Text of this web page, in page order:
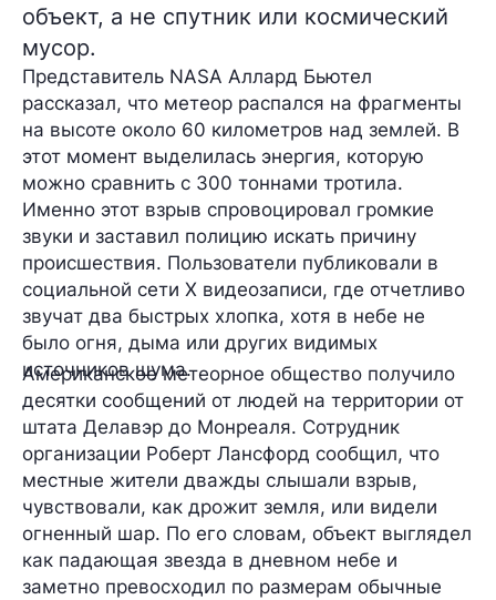
объект, а не спутник или космический
мусор.
Представитель NASA Аллард Бьютел
рассказал, что метеор распался на фрагменты
на высоте около 60 километров над землей. В
этот момент выделилась энергия, которую
можно сравнить с 300 тоннами тротила.
Именно этот взрыв спровоцировал громкие
звуки и заставил полицию искать причину
происшествия. Пользователи публиковали в
социальной сети X видеозаписи, где отчетливо
звучат два быстрых хлопка, хотя в небе не
было огня, дыма или других видимых
источников шума.
Американское метеорное общество получило
десятки сообщений от людей на территории от
штата Делавэр до Монреаля. Сотрудник
организации Роберт Лансфорд сообщил, что
местные жители дважды слышали взрыв,
чувствовали, как дрожит земля, или видели
огненный шар. По его словам, объект выглядел
как падающая звезда в дневном небе и
заметно превосходил по размерам обычные